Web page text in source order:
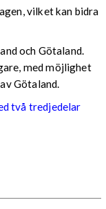
vilket kan bidra
och Götaland.
med möjlighet
Götaland.
två tredjedelar